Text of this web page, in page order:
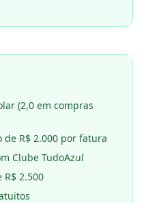
(2,0 em compras
R$ 2.000 por fatura
Clube TudoAzul
R$ 2.500